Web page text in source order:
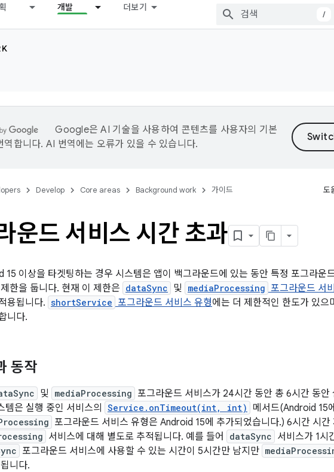
개발 더보기
/
Google은 AI 기술을 사용하여 콘텐츠를 사용자의 기본
역합니다. AI 번역에는 오류가 있을 수 있습니다.
Develop Core areas Background work 가이드 도
운드 서비스 시간 초과
15 이상을 타겟팅하는 경우 시스템은 앱이 백그라운드에 있는 동안 특정 포그라운
한을 둡니다. 현재 이 제한은 dataSync 및 mediaProcessing 포그라운드 서
용됩니다. shortService 포그라운드 서비스 유형에는 더 제한적인 한도가 있으
니다.
동작
및 mediaProcessing 포그라운드 서비스가 24시간 동안 총 6시간 동안
템은 실행 중인 서비스의
Service.onTimeout(int, int)
메서드(Android 15
포그라운드 서비스 유형은 Android 15에 추가되었습니다.) 6시간 시간
서비스에 대해 별도로 추적됩니다. 예를 들어 dataSync 서비스가 1시
포그라운드 서비스에 사용할 수 있는 시간이 5시간만 남지만
니다.